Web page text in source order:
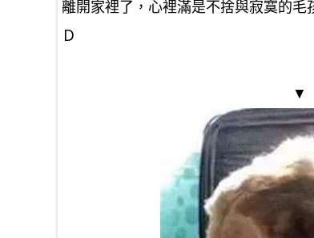
離開家裡了，心裡滿是不捨與寂寞的
Ｄ
▼